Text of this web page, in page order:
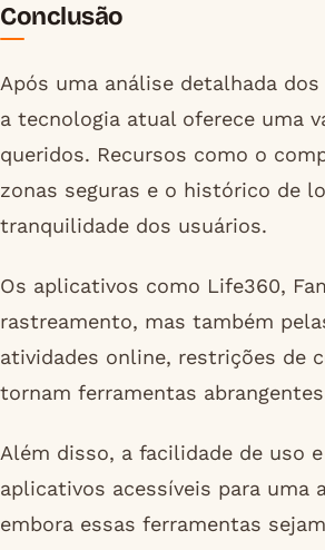
Conclusão
Após uma análise detalhada
a tecnologia atual oferece uma
queridos. Recursos como o
zonas seguras e o histórico de
tranquilidade dos usuários.
Os aplicativos como Life360,
rastreamento, mas também
atividades online, restrições de
tornam ferramentas
Além disso, a facilidade de uso
aplicativos acessíveis para uma
embora essas ferramentas